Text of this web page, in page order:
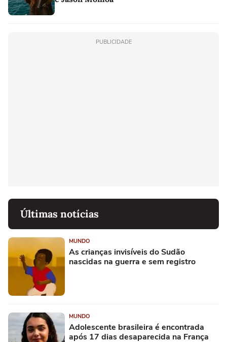
PUBLICIDADE
Últimas notícias
MUNDO
As crianças invisíveis do Sudão
nascidas na guerra e sem registro
MUNDO
Adolescente brasileira é encontrada
após 17 dias desaparecida na França